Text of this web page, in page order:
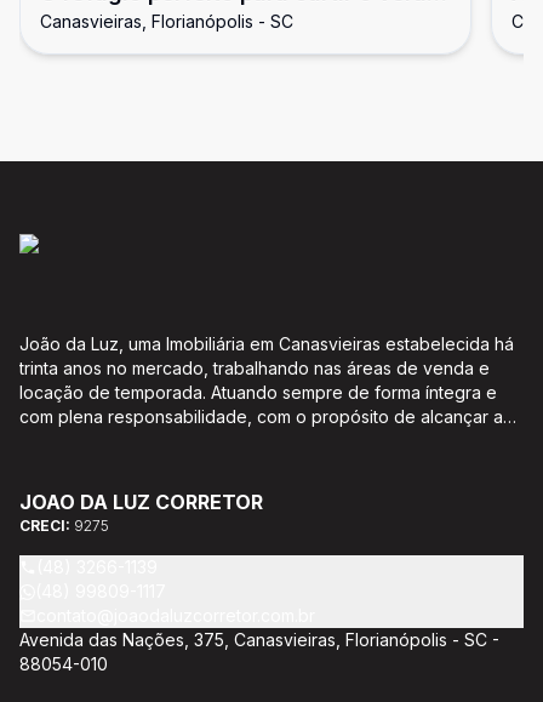
em familia
Canasvieiras, Florianópolis - SC
João da Luz, uma Imobiliária em Canasvieiras estabelecida há
trinta anos no mercado, trabalhando nas áreas de venda e
locação de temporada. Atuando sempre de forma íntegra e
com plena responsabilidade, com o propósito de alcançar a
credenciado CEF; Análise da capacidade de compra e perfil
do cliente para aumentar o índice de assertividade na escolha
do imóvel; Trabalhamos com oportunidades de negócios.
JOAO DA LUZ CORRETOR
CRECI: 9275
Avenida das Nações, 375, Canasvieiras, Florianópolis - SC -
88054-010